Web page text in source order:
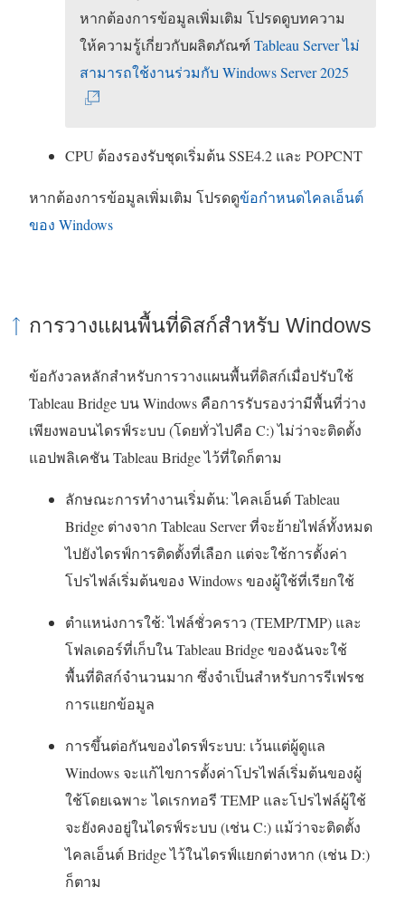
หากต้องการข้อมูลเพิ่มเติม โปรดดูบทความ
ให้ความรู้เกี่ยวกับผลิตภัณฑ์ Tableau Server ไม่
สามารถใช้งานร่วมกับ Windows Server 2025
ก์
ะ
ใ
ห
น้
า
ใ
ม่
)
CPU ต้องรองรับชุดเริ่มต้น SSE4.2 และ POPCNT
หากต้องการข้อมูลเพิ่มเติม โปรดดูข้อกำหนดไคลเอ็นต์
ของ Windows
การวางแผนพื้นที่ดิสก์สำหรับ Windows
ข้อกังวลหลักสำหรับการวางแผนพื้นที่ดิสก์เมื่อปรับใช้
Tableau Bridge บน Windows คือการรับรองว่ามีพื้นที่ว่าง
เพียงพอบนไดรฟ์ระบบ (โดยทั่วไปคือ C:) ไม่ว่าจะติดตั้ง
แอปพลิเคชัน Tableau Bridge ไว้ที่ใดก็ตาม
ลักษณะการทำงานเริ่มต้น: ไคลเอ็นต์ Tableau
Bridge ต่างจาก Tableau Server ที่จะย้ายไฟล์ทั้งหมด
ไปยังไดรฟ์การติดตั้งที่เลือก แต่จะใช้การตั้งค่า
โปรไฟล์เริ่มต้นของ Windows ของผู้ใช้ที่เรียกใช้
ตำแหน่งการใช้: ไฟล์ชั่วคราว (TEMP/TMP) และ
โฟลเดอร์ที่เก็บใน Tableau Bridge ของฉันจะใช้
พื้นที่ดิสก์จำนวนมาก ซึ่งจำเป็นสำหรับการรีเฟรช
การแยกข้อมูล
การขึ้นต่อกันของไดรฟ์ระบบ: เว้นแต่ผู้ดูแล
Windows จะแก้ไขการตั้งค่าโปรไฟล์เริ่มต้นของผู้
ใช้โดยเฉพาะ ไดเรกทอรี TEMP และโปรไฟล์ผู้ใช้
จะยังคงอยู่ในไดรฟ์ระบบ (เช่น C:) แม้ว่าจะติดตั้ง
ไคลเอ็นต์ Bridge ไว้ในไดรฟ์แยกต่างหาก (เช่น D:)
ก็ตาม